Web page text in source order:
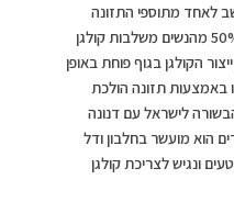
40, קולגן נחשב לאחד מתוספי התזונה
הפופולריים ביותר, כאשר יותר מ-50% מהנשים משלבות קולגן
הקולגן בגוף פוחת באופן
באמצעות תזונה הולכת
לישראל עם דנונה
הוא מועשר בחלבון ודל
ונגיש לצריכת קולגן